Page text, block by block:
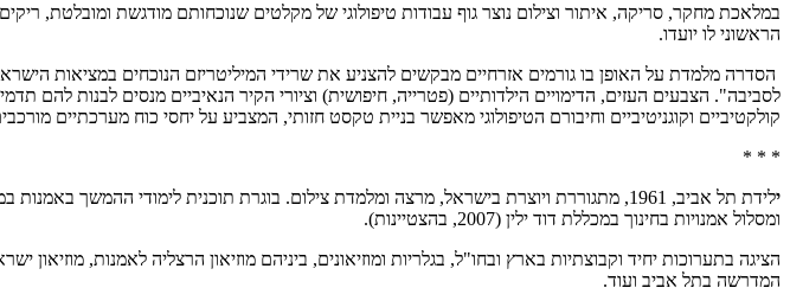
במלאכת מחקר, סריקה, איתור וצילום נוצר גוף עבודות טיפולוגי של מקלטים שנוכחותם מודגשת
הראשוני לו יועדו.
הסדרה מלמדת על האופן בו גורמים אזרחיים מבקשים להצניע את שרידי המיליטריזם הנוכחים במציאות
לסביבה". הצבעים העזים, הדימויים הילדותיים (פטרייה, חיפושית) וציורי הקיר הנאיביים מנסים לבנות
קולקטיביים וקוגניטיביים וחיבורם הטיפולוגי מאפשר בניית טקסט חזותי, המצביע על יחסי כוח מערכתיים
* * *
י
ומסלול אמנויות בחינוך במכללת דוד ילין (2007, בהצטיינות).
הציגה בתערוכות יחיד וקבוצתיות בארץ ובחו"ל, בגלריות ומוזיאונים, ביניהם מוזיאון הרצליה לאמנות,
המדרשה בתל אביב ועוד.